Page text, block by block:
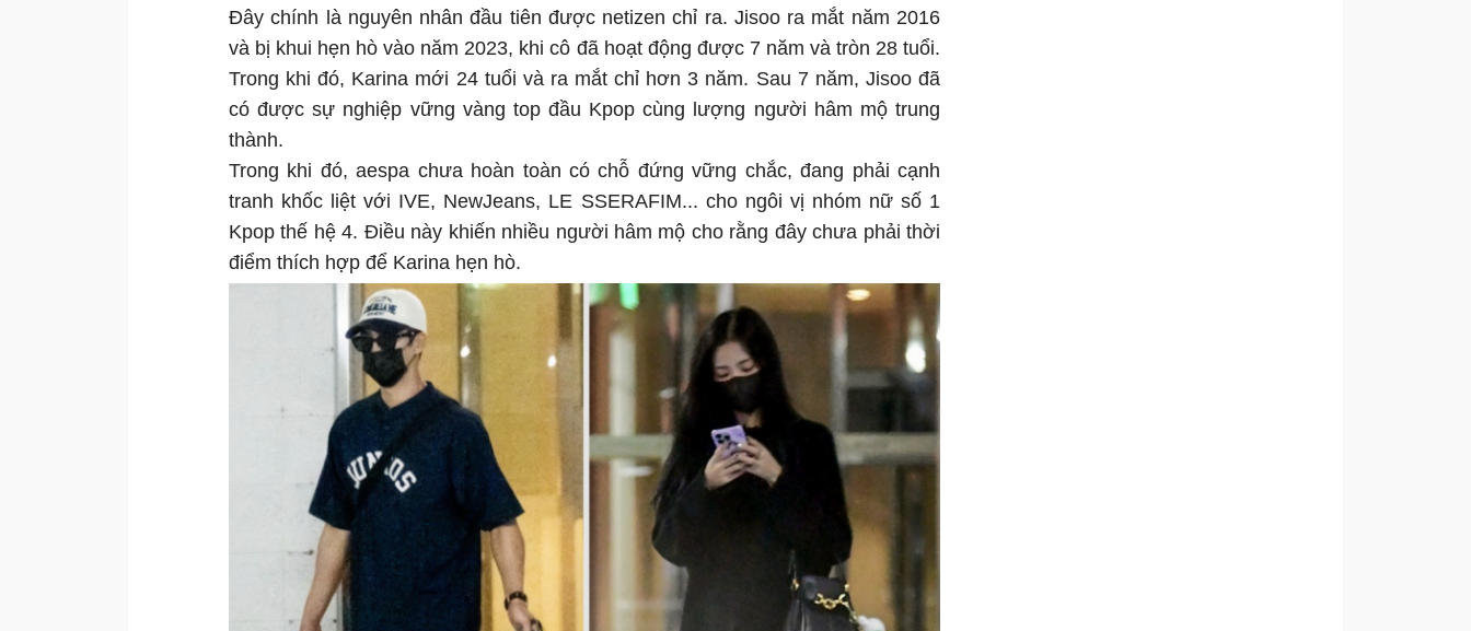
Đây chính là nguyên nhân đầu tiên được netizen chỉ ra. Jisoo ra mắt năm 2016
và bị khui hẹn hò vào năm 2023, khi cô đã hoạt động được 7 năm và tròn 28 tuổi.
Trong khi đó, Karina mới 24 tuổi và ra mắt chỉ hơn 3 năm. Sau 7 năm, Jisoo đã
có được sự nghiệp vững vàng top đầu Kpop cùng lượng người hâm mộ trung
thành.
Trong khi đó, aespa chưa hoàn toàn có chỗ đứng vững chắc, đang phải cạnh
tranh khốc liệt với IVE, NewJeans, LE SSERAFIM... cho ngôi vị nhóm nữ số 1
Kpop thế hệ 4. Điều này khiến nhiều người hâm mộ cho rằng đây chưa phải thời
điểm thích hợp để Karina hẹn hò.